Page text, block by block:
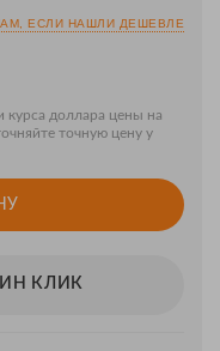
ЕСЛИ НАШЛИ ДЕШЕВЛЕ
курса доллара цены на
точную цену у
КЛИК